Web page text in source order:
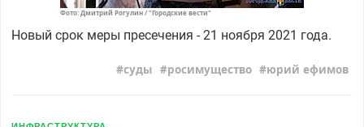
Фото: Дмитрий Рогулин / "Городские вести"
Новый срок меры пресечения - 21 ноября 2021 года.
суды росимущество юрий ефимов